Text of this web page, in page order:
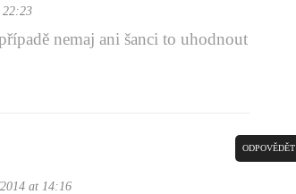
22:23
nemaj ani šanci to uhodnout
at 14:16
ODPOVĚDĚT